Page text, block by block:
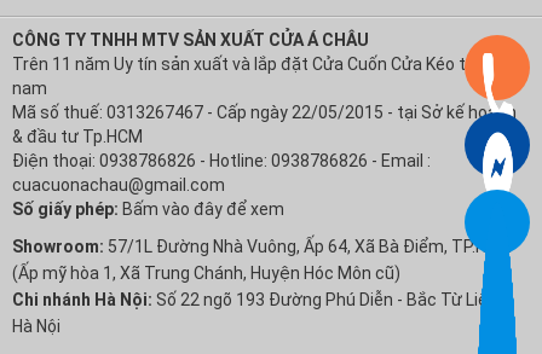
CÔNG TY TNHH MTV SẢN XUẤT CỬA Á CHÂU
Trên 11 năm Uy tín sản xuất và lắp đặt Cửa Cuốn Cửa Kéo tại Việt
nam
Mã số thuế: 0313267467 - Cấp ngày 22/05/2015 - tại Sở kế hoạch
& đầu tư Tp.HCM
Điện thoại: 0938786826 - Hotline: 0938786826 - Email :
cuacuonachau@gmail.com
Số giấy phép: Bấm vào đây để xem
Showroom: 57/1L Đường Nhà Vuông, Ấp 64, Xã Bà Điểm, TP.HCM
(Ấp mỹ hòa 1, Xã Trung Chánh, Huyện Hóc Môn cũ)
Chi nhánh Hà Nội: Số 22 ngõ 193 Đường Phú Diễn - Bắc Từ Liêm -
Hà Nội